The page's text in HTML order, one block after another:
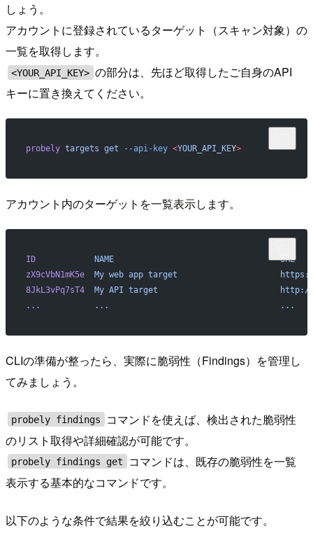
しょう。
アカウントに登録されているターゲット（スキャン対象）の
一覧を取得します。
<YOUR_API_KEY> の部分は、先ほど取得したご自身のAPI
キーに置き換えてください。
probely targets get --api-key <YOUR_API_KEY>
アカウント内のターゲットを一覧表示します。
ID
            NAME
                                  URL
zX9cVbN1mK5e
  My
web app target
8JkL3vPq7sT4
  My
API target
...
           ...
                                   ...
CLIの準備が整ったら、実際に脆弱性（Findings）を管理し
てみましょう。
probely findings
コマンドを使えば、検出された脆弱性
のリスト取得や詳細確認が可能です。
probely findings get
コマンドは、既存の脆弱性を一覧
表示する基本的なコマンドです。
以下のような条件で結果を絞り込むことが可能です。